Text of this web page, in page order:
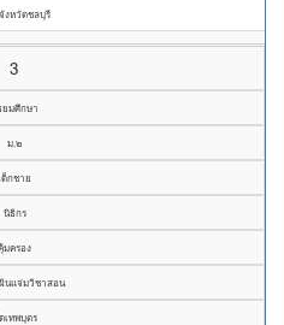
งหวัดชลบุรี
3
ยมศึกษา
ม.๒
ด็กชาย
นิธิกร
มครอง
ผินแจ่มวิชาสอน
เทพบุตร